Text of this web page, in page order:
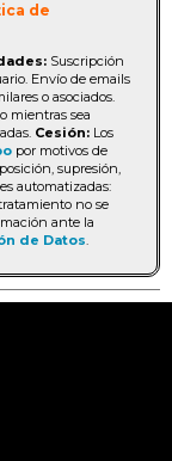
de
Suscripción
Envío de emails
o asociados.
mientras sea
Cesión: Los
por motivos de
supresión,
automatizadas:
no se
ante la
de Datos.